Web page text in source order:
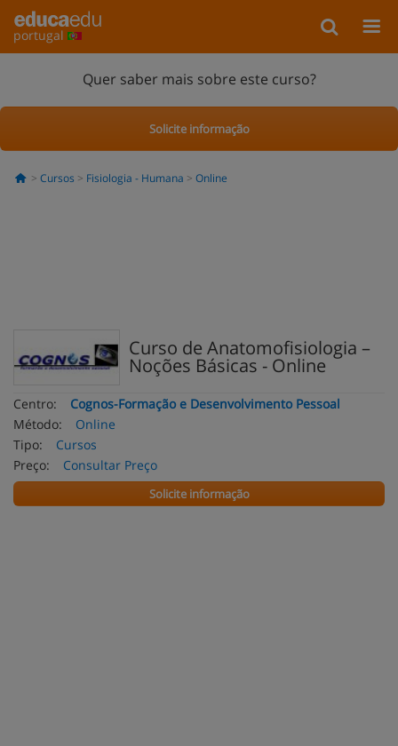
portugal
Quer saber mais sobre este curso?
Solicite informação
Cursos Fisiologia - Humana Online
Curso de Anatomofisiologia –
Noções Básicas - Online
Centro:
Cognos-Formação e Desenvolvimento Pessoal
Método:
Online
Tipo:
Cursos
Preço:
Consultar Preço
Solicite informação